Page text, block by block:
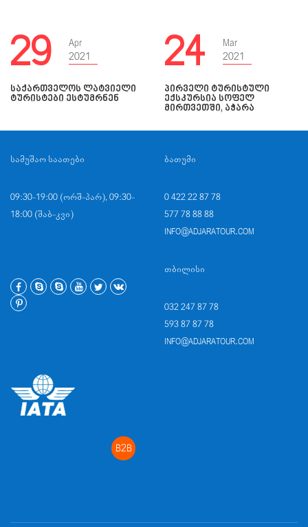
29
Apr
2021
ᲡᲐᲥᲐᲠᲗᲕᲔᲚᲝᲡ ᲚᲐᲢᲕᲘᲔᲚᲘ
ᲢᲣᲠᲘᲡᲢᲔᲑᲘ ᲔᲡᲢᲣᲛᲠᲜᲔᲜ
24
Mar
2021
ᲞᲘᲠᲕᲔᲚᲘ ᲢᲣᲠᲘᲡᲢᲣᲚᲘ
ᲔᲥᲡᲙᲣᲠᲡᲘᲐ ᲡᲝᲤᲔᲚ
ᲛᲘᲠᲗᲕᲔᲗᲨᲘ, ᲐᲭᲐᲠᲐ
ᲡᲐᲛᲣᲨᲐᲝ ᲡᲐᲐᲗᲔᲑᲘ
09:30-19:00 (ᲝᲠᲨ-ᲞᲐᲠ), 09:30-
18:00 (ᲨᲐᲑ-ᲙᲕᲘ)
ᲑᲐᲗᲣᲛᲘ
0 422 22 87 78
577 78 88 88
INFO@ADJARATOUR.COM
ᲗᲑᲘᲚᲘᲡᲘ
032 247 87 78
593 87 87 78
INFO@ADJARATOUR.COM
B2B